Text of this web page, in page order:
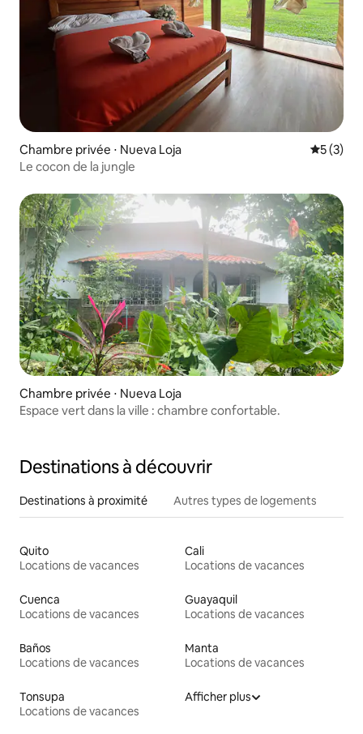
Chambre privée ⋅ Nueva Loja
5 (3)
Le cocon de la jungle
Chambre privée ⋅ Nueva Loja
Espace vert dans la ville : chambre confortable.
Destinations à découvrir
Destinations à proximité Autres types de logements
Quito
Locations de vacances
Cali
Locations de vacances
Cuenca
Locations de vacances
Guayaquil
Locations de vacances
Baños
Locations de vacances
Manta
Locations de vacances
Tonsupa
Locations de vacances
Afficher plus